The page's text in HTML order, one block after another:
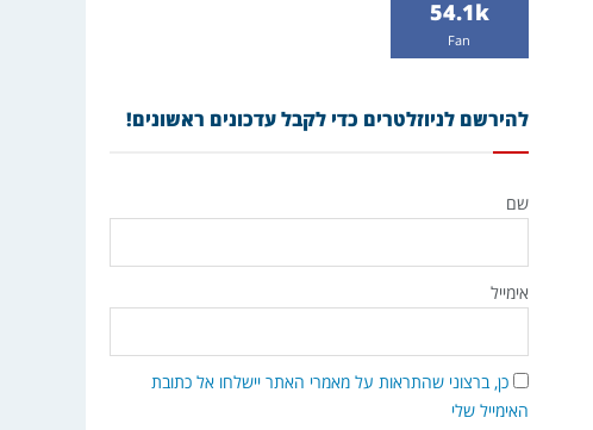
54.1k
Fan
להירשם לניוזלטרים כדי לקבל עדכונים ראשונים!
שם
אימייל
כן, ברצוני שהתראות על מאמרי האתר יישלחו אל כתובת
האימייל שלי